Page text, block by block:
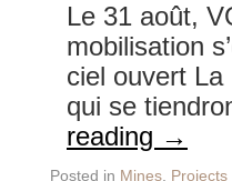
Le 31 août,
mobilisation
ciel ouvert
qui se
reading →
Posted in Mines Projects